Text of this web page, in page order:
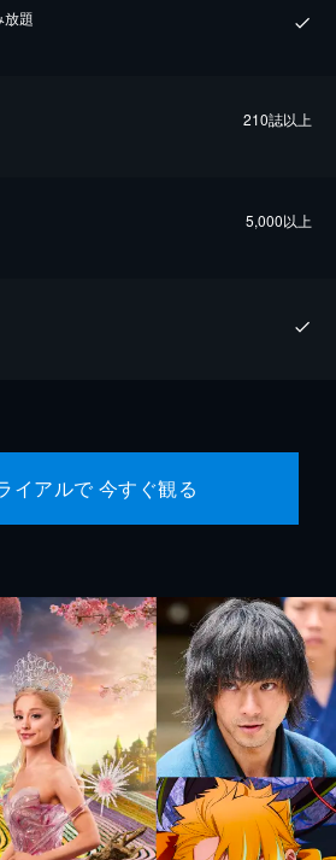
放題
210誌以上
5,000以上
イアルで 今すぐ観る